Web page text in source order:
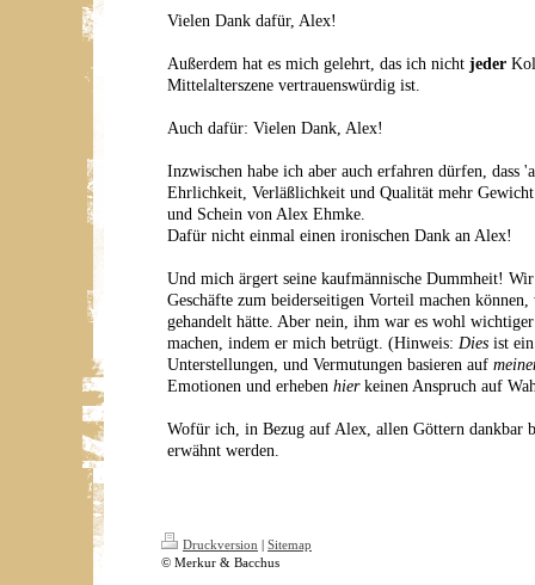
Vielen Dank dafür, Alex!
Außerdem hat es mich gelehrt, das ich nicht jeder
Mittelalterszene vertrauenswürdig ist.
Auch dafür: Vielen Dank, Alex!
Inzwischen habe ich aber auch erfahren dürfen, dass
Ehrlichkeit, Verläßlichkeit und Qualität mehr Gewicht
und Schein von Alex Ehmke.
Dafür nicht einmal einen ironischen Dank an Alex!
Und mich ärgert seine kaufmännische Dummheit!
Geschäfte zum beiderseitigen Vorteil machen
gehandelt hätte. Aber nein, ihm war es wohl
machen, indem er mich betrügt. (Hinweis: Dies ist
Unterstellungen, und Vermutungen basieren auf
Emotionen und erheben hierkeinen Anspruch auf
Wofür ich, in Bezug auf Alex, allen Göttern dankbar
erwähnt werden.
Druckversion | Sitemap
© Merkur & Bacchus